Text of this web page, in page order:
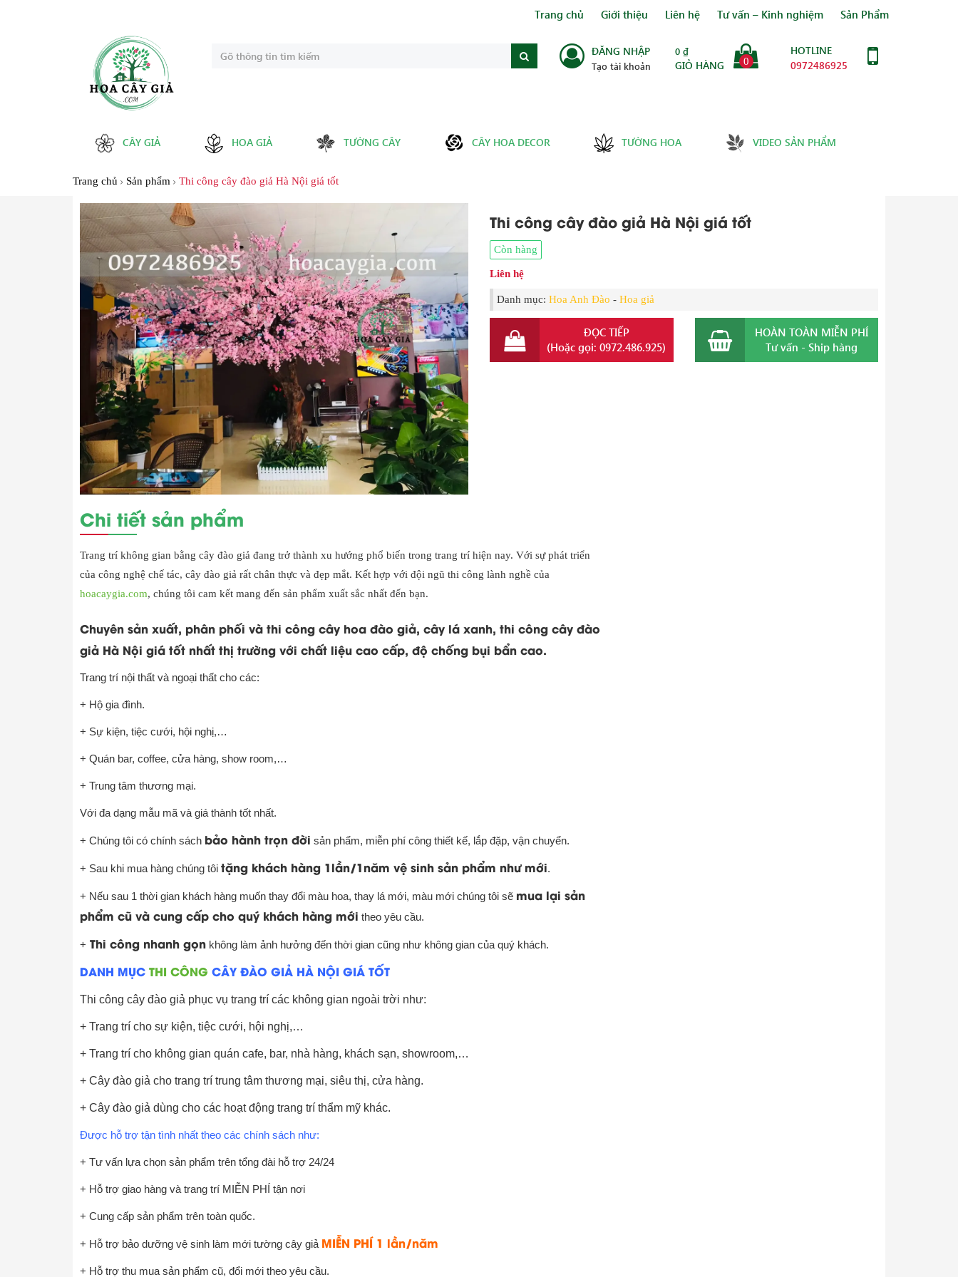
Trang chủ Giới thiệu Liên hệ Tư vấn – Kinh nghiệm Sản Phẩm
ĐĂNG NHẬP
Tạo tài khoản
0 ₫
GIỎ HÀNG 0
HOTLINE
0972486925
CÂY GIẢ HOA GIẢ TƯỜNG CÂY CÂY HOA DECOR TƯỜNG HOA VIDEO SẢN PHẨM
Trang chủ Sản phẩm Thi công cây đào giả Hà Nội giá tốt
Thi công cây đào giả Hà Nội giá tốt
Còn hàng
Liên hệ
Danh mục: Hoa Anh Đào - Hoa giả
ĐỌC TIẾP
(Hoặc gọi: 0972.486.925)
HOÀN TOÀN MIỄN PHÍ
Tư vấn - Ship hàng
Chi tiết sản phẩm
Trang trí không gian bằng cây đào giả đang trở thành xu hướng phổ biến trong trang trí hiện nay. Với sự phát triển
của công nghệ chế tác, cây đào giả rất chân thực và đẹp mắt. Kết hợp với đội ngũ thi công lành nghề của
hoacaygia.com, chúng tôi cam kết mang đến sản phẩm xuất sắc nhất đến bạn.
Chuyên sản xuất, phân phối và thi công cây hoa đào giả, cây lá xanh, thi công cây đào
giả Hà Nội giá tốt nhất thị trường với chất liệu cao cấp, độ chống bụi bẩn cao.
Trang trí nội thất và ngoại thất cho các:
+ Hộ gia đình.
+ Sự kiện, tiệc cưới, hội nghị,…
+ Quán bar, coffee, cửa hàng, show room,…
+ Trung tâm thương mại.
Với đa dạng mẫu mã và giá thành tốt nhất.
+ Chúng tôi có chính sách bảo hành trọn đời sản phẩm, miễn phí công thiết kế, lắp đặp, vận chuyển.
+ Sau khi mua hàng chúng tôi tặng khách hàng 1lần/1năm vệ sinh sản phẩm như mới.
+ Nếu sau 1 thời gian khách hàng muốn thay đổi màu hoa, thay lá mới, màu mới chúng tôi sẽ mua lại sản
phẩm cũ và cung cấp cho quý khách hàng mới theo yêu cầu.
+ Thi công nhanh gọn không làm ảnh hưởng đến thời gian cũng như không gian của quý khách.
DANH MỤC THI CÔNG CÂY ĐÀO GIẢ HÀ NỘI GIÁ TỐT
Thi công cây đào giả phục vụ trang trí các không gian ngoài trời như:
+ Trang trí cho sự kiện, tiệc cưới, hội nghị,…
+ Trang trí cho không gian quán cafe, bar, nhà hàng, khách sạn, showroom,…
+ Cây đào giả cho trang trí trung tâm thương mại, siêu thị, cửa hàng.
+ Cây đào giả dùng cho các hoạt động trang trí thẩm mỹ khác.
Được hỗ trợ tận tình nhất theo các chính sách như:
+ Tư vấn lựa chọn sản phẩm trên tổng đài hỗ trợ 24/24
+ Hỗ trợ giao hàng và trang trí MIỄN PHÍ tận nơi
+ Cung cấp sản phẩm trên toàn quốc.
+ Hỗ trợ bảo dưỡng vệ sinh làm mới tường cây giả MIỄN PHÍ 1 lần/năm
+ Hỗ trợ thu mua sản phẩm cũ, đổi mới theo yêu cầu.